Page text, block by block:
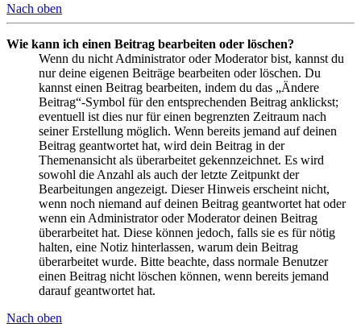
Nach oben
Wie kann ich einen Beitrag bearbeiten oder löschen?
Wenn du nicht Administrator oder Moderator bist, kannst du
nur deine eigenen Beiträge bearbeiten oder löschen. Du
kannst einen Beitrag bearbeiten, indem du das „Ändere
Beitrag“-Symbol für den entsprechenden Beitrag anklickst;
eventuell ist dies nur für einen begrenzten Zeitraum nach
seiner Erstellung möglich. Wenn bereits jemand auf deinen
Beitrag geantwortet hat, wird dein Beitrag in der
Themenansicht als überarbeitet gekennzeichnet. Es wird
sowohl die Anzahl als auch der letzte Zeitpunkt der
Bearbeitungen angezeigt. Dieser Hinweis erscheint nicht,
wenn noch niemand auf deinen Beitrag geantwortet hat oder
wenn ein Administrator oder Moderator deinen Beitrag
überarbeitet hat. Diese können jedoch, falls sie es für nötig
halten, eine Notiz hinterlassen, warum dein Beitrag
überarbeitet wurde. Bitte beachte, dass normale Benutzer
einen Beitrag nicht löschen können, wenn bereits jemand
darauf geantwortet hat.
Nach oben